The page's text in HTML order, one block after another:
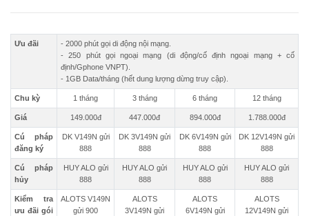
Ưu đãi
- 2000 phút gọi di động nội mạng.
- 250 phút gọi ngoại mạng (di động/cố định ngoại mạng + cố
định/Gphone VNPT).
- 1GB Data/tháng (hết dung lượng dừng truy cập).
Chu kỳ 1 tháng 3 tháng 6 tháng 12 tháng
Giá 149.000đ 447.000đ 894.000đ 1.788.000đ
Cú pháp
đăng ký
DK V149N gửi
888
DK 3V149N gửi
888
DK 6V149N gửi
888
DK 12V149N gửi
888
Cú pháp
hủy
HUY ALO gửi
888
HUY ALO gửi
888
HUY ALO gửi
888
HUY ALO gửi
888
Kiểm tra
ưu đãi gói
ALOTS V149N
gửi 900
ALOTS
3V149N gửi
ALOTS
6V149N gửi
ALOTS
12V149N gửi